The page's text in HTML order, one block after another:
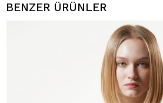
BENZER ÜRÜNLER